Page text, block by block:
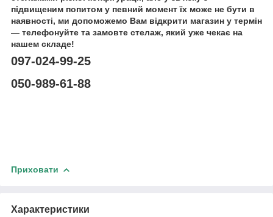
підвищеним попитом у певний момент їх може не бути в
наявності, ми допоможемо Вам відкрити магазин у термін
— телефонуйте та замовте стелаж, який уже чекає на
нашем складе!
097-024-99-25
050-989-61-88
Приховати
Характеристики